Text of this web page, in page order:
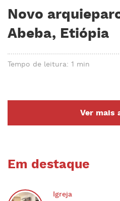
Em destaque
Igreja
Novo
Abeba, Etiópia
Tempo de leitura: 1 min
Ver mais